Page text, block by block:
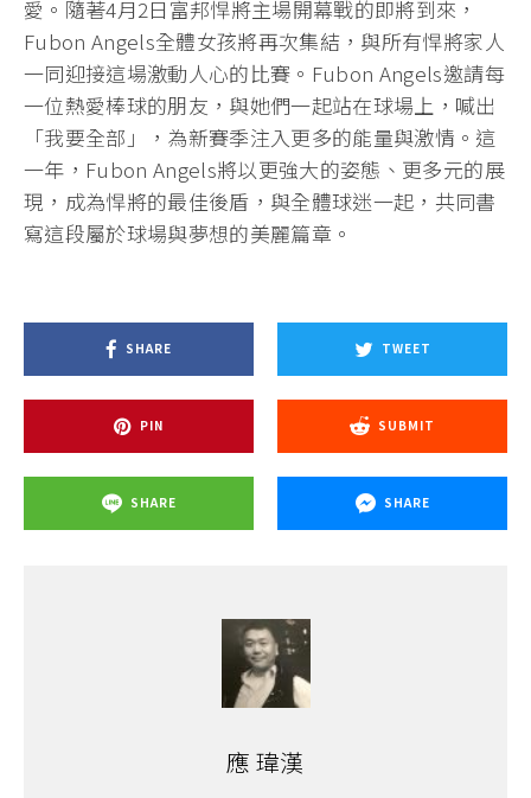
愛。隨著4月2日富邦悍將主場開幕戰的即將到來，
Fubon Angels全體女孩將再次集結，與所有悍將家人
一同迎接這場激動人心的比賽。Fubon Angels邀請每
一位熱愛棒球的朋友，與她們一起站在球場上，喊出
「我要全部」，為新賽季注入更多的能量與激情。這
一年，Fubon Angels將以更強大的姿態、更多元的展
現，成為悍將的最佳後盾，與全體球迷一起，共同書
寫這段屬於球場與夢想的美麗篇章。
SHARE TWEET
PIN SUBMIT
SHARE SHARE
應 瑋漢